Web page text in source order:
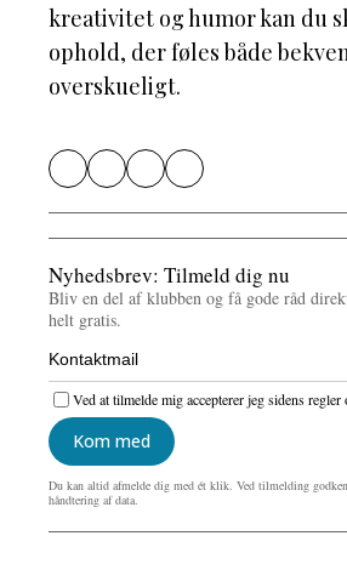
kreativitet og humor kan du
ophold, der føles både
overskueligt.
Nyhedsbrev: Tilmeld dig nu
Bliv en del af klubben og få gode råd
helt gratis.
Kom med
Ved at tilmelde mig accepterer jeg sidens
Du kan altid afmelde dig med ét klik. Ved tilmelding
håndtering af data.